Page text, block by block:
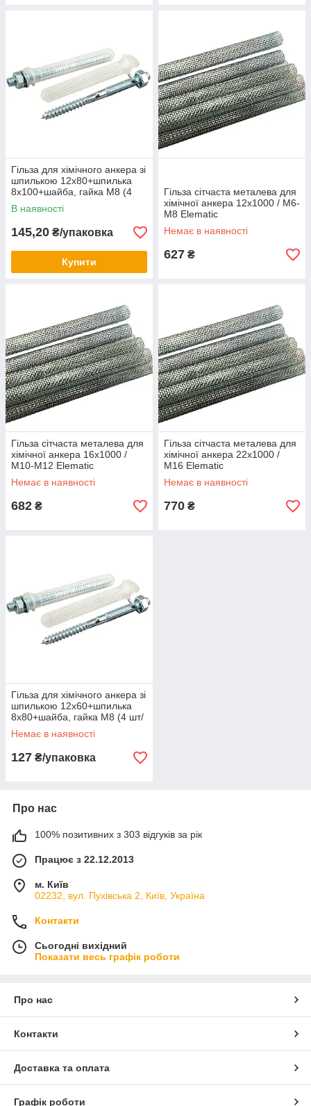
Гільза для хімічного анкера зі
шпилькою 12х80+шпилька
8х100+шайба, гайка М8 (4
шт/уп)
В наявності
145,20 ₴/упаковка
Купити
Гільза сітчаста металева для
хімічної анкера 12х1000 / М6-
М8 Elematic
Немає в наявності
627 ₴
Гільза сітчаста металева для
хімічної анкера 16х1000 /
М10-М12 Elematic
Немає в наявності
682 ₴
Гільза сітчаста металева для
хімічної анкера 22х1000 /
М16 Elematic
Немає в наявності
770 ₴
Гільза для хімічного анкера зі
шпилькою 12х60+шпилька
8х80+шайба, гайка М8 (4 шт/
уп)
Немає в наявності
127 ₴/упаковка
Про нас
100% позитивних з 303 відгуків за рік
Працює з 22.12.2013
м. Київ
02232, вул. Пухівська 2, Київ, Україна
Контакти
Сьогодні вихідний
Показати весь графік роботи
Про нас
Контакти
Доставка та оплата
Графік роботи